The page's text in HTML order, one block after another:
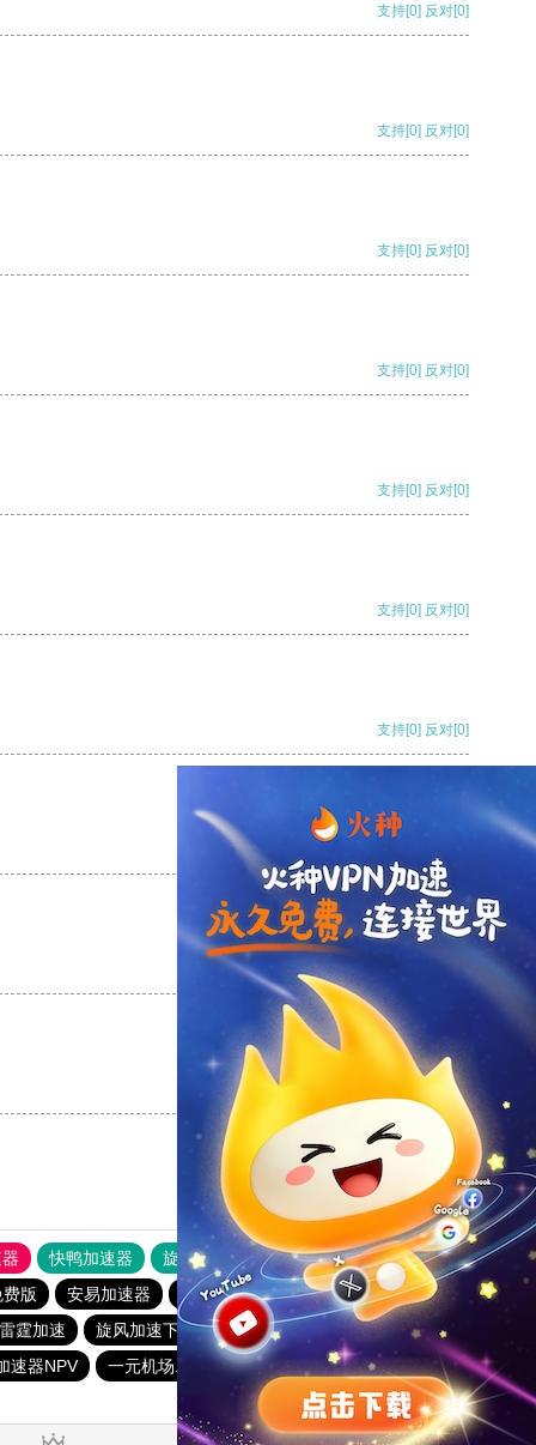
支持[0] 反对[0]
支持[0] 反对[0]
支持[0] 反对[0]
支持[0] 反对[0]
支持[0] 反对[0]
支持[0] 反对[0]
支持[0] 反对[0]
反对
反对[0]
快鸭加速器 旋风加速度器 外网网址导航
软件中心
版 安易加速器 快橙加速器官网
老王加速npv下载官网
雷霆加速 旋风加速下载
快喵加速器NPV
速器NPV 一元机场. com
国内上twitter用什么加速器